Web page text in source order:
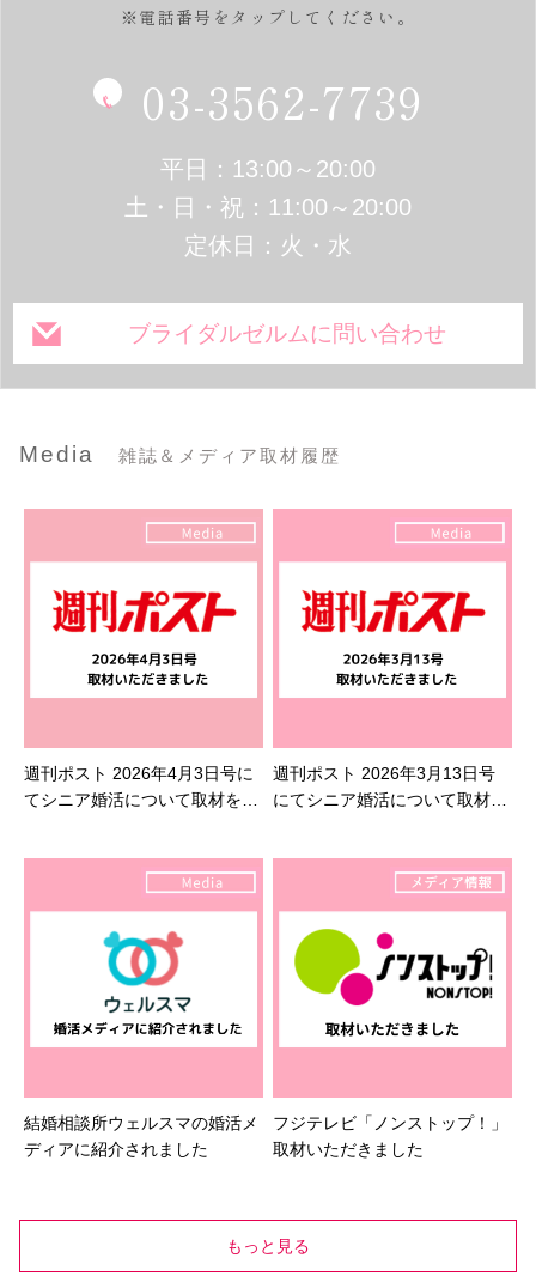
※電話番号をタップしてください。
03-3562-7739
平日：13:00～20:00
土・日・祝：11:00～20:00
定休日：火・水
ブライダルゼルムに問い合わせ
Media 雑誌＆メディア取材履歴
週刊ポスト 2026年4月3日号に
てシニア婚活について取材を受
週刊ポスト 2026年3月13日号
にてシニア婚活について取材を
結婚相談所ウェルスマの婚活メ
ディアに紹介されました
フジテレビ「ノンストップ！」
取材いただきました
もっと見る